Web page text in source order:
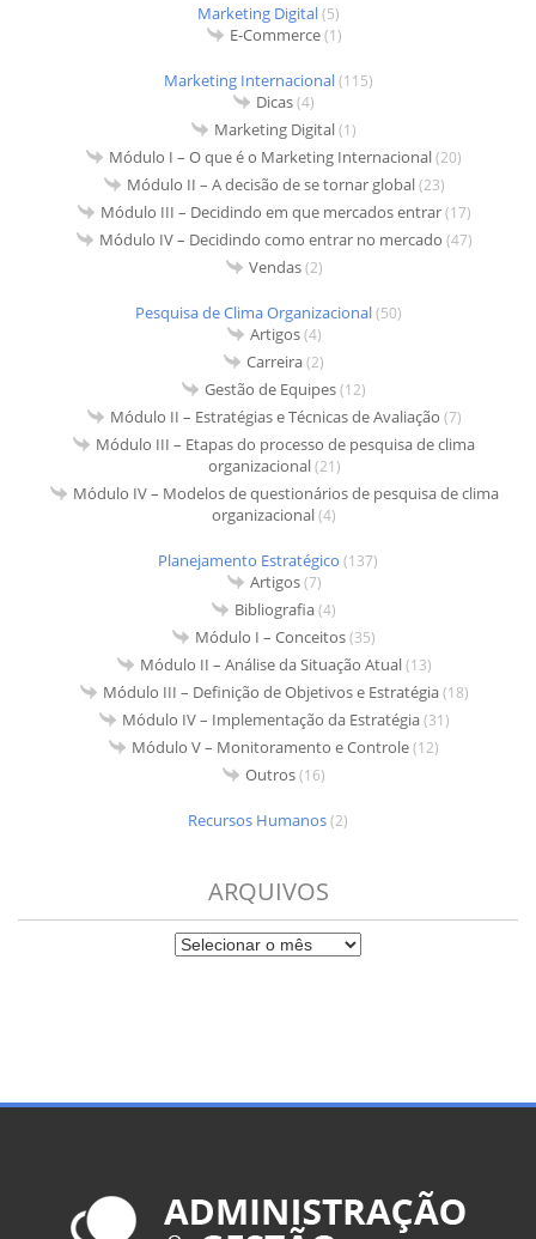
Marketing Digital(5)
E-Commerce(1)
Marketing Internacional(115)
Dicas(4)
Marketing Digital(1)
Módulo I – O que é o Marketing Internacional(20)
Módulo II – A decisão de se tornar global(23)
Módulo III – Decidindo em que mercados entrar(17)
Módulo IV – Decidindo como entrar no mercado (47)
Vendas(2)
Pesquisa de Clima Organizacional(50)
Artigos(4)
Carreira(2)
Gestão de Equipes(12)
Módulo II – Estratégias e Técnicas de Avaliação (7)
Módulo III – Etapas do processo de pesquisa de clima
organizacional(21)
Módulo IV – Modelos de questionários de pesquisa de clima
organizacional(4)
Planejamento Estratégico (137)
Artigos(7)
Bibliografia(4)
Módulo I – Conceitos(35)
Módulo II – Análise da Situação Atual(13)
Módulo III – Definição de Objetivos e Estratégia(18)
Módulo IV – Implementação da Estratégia(31)
Módulo V – Monitoramento e Controle(12)
Outros(16)
Recursos Humanos(2)
ARQUIVOS